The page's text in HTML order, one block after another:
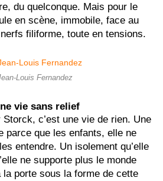
du quelconque. Mais pour le
en scène, immobile, face au
filiforme, toute en tensions.
Louis Fernandez
vie sans relief
c’est une vie de rien. Une
parce que les enfants, elle ne
entendre. Un isolement qu’elle
ne supporte plus le monde
porte sous la forme de cette